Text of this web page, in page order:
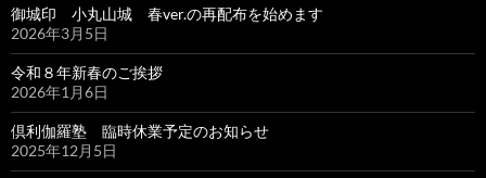
御城印 小丸山城 春ver.の再配布を始めます
2026年3月5日
令和８年新春のご挨拶
2026年1月6日
倶利伽羅塾 臨時休業予定のお知らせ
2025年12月5日